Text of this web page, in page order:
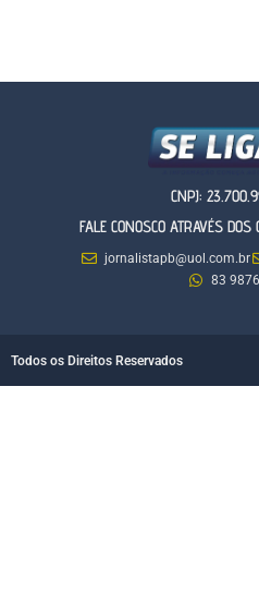
CNPJ:
FALE CONOSCO ATRAVÉS
jornalistapb@uol.com.br
83
Todos os Direitos Reservados